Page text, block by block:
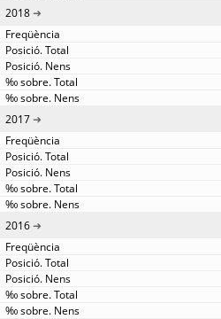
2018
2017
2016